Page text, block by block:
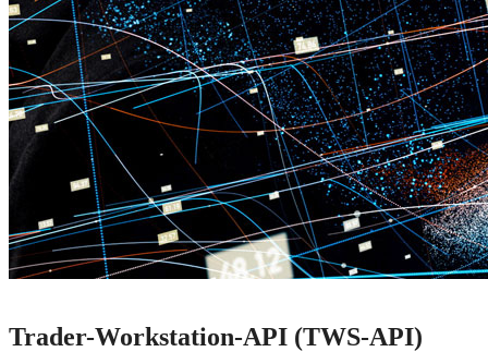
Trader-Workstation-API (TWS-API)